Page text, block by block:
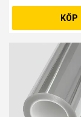
1398MM
KÖP